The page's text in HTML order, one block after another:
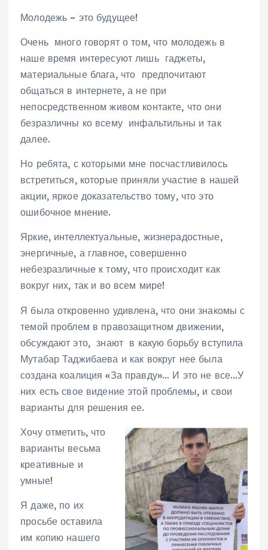
Молодежь – это будущее!
Очень много говорят о том, что молодежь в
наше время интересуют лишь гаджеты,
материальные блага, что предпочитают
общаться в интернете, а не при
непосредственном живом контакте, что они
безразличны ко всему инфальтильны и так
далее.
Но ребята, с которыми мне посчастливилось
встретиться, которые приняли участие в нашей
акции, яркое доказательство тому, что это
ошибочное мнение.
Яркие, интеллектуальные, жизнерадостные,
энергичные, а главное, совершенно
небезразличные к тому, что происходит как
вокруг них, так и во всем мире!
Я была откровенно удивлена, что они знакомы с
темой проблем в правозащитном движении,
обсуждают это, знают в какую борьбу вступила
Мутабар Таджибаева и как вокруг нее была
создана коалиция «За правду»… И это не все…У
них есть свое видение этой проблемы, и свои
варианты для решения ее.
Хочу отметить, что
варианты весьма
креативные и
умные!
Я даже, по их
просьбе оставила
им копию нашего